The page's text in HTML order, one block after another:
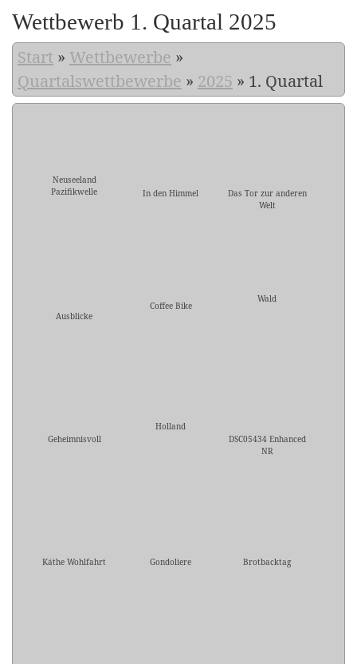
Wettbewerb 1. Quartal 2025
Start » Wettbewerbe »
Quartalswettbewerbe » 2025 » 1. Quartal
Neuseeland
Pazifikwelle
In den Himmel
Das Tor zur anderen
Welt
Ausblicke
Coffee Bike
Wald
Geheimnisvoll
Holland
DSC05434 Enhanced
NR
Käthe Wohlfahrt Gondoliere Brotbacktag